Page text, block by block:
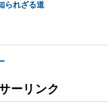
られざる道
ーリンク